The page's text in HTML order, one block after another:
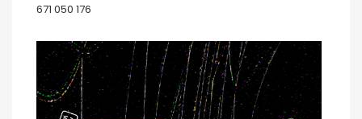
671 050 176